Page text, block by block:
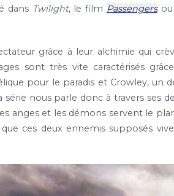
dans Twilight, le film Passengersou
grâce à leur alchimie qui
sont très vite caractérisés
pour le paradis et Crowley, un
nous parle donc à travers ses
anges et les démons servent le
ces deux ennemis supposés